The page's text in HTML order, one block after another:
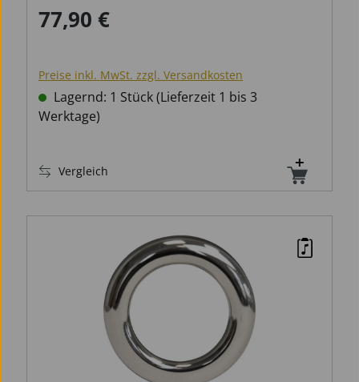
Regulärer Preis:
77,90 €
Preise inkl. MwSt. zzgl. Versandkosten
Lagernd: 1 Stück (Lieferzeit 1 bis 3
Werktage)
Vergleich